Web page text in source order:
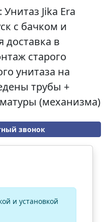
Унитаз Jika Era
с бачком и
доставка в
старого
унитаза на
трубы +
(механизма)
звонок
и установкой